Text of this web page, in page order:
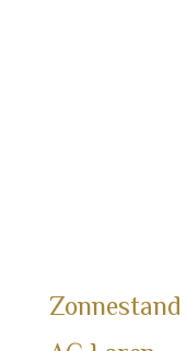
Zonnestand